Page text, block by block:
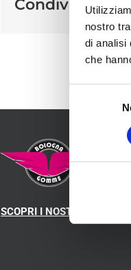
nostro
di analisi
che
del
Condividi sui
SCOPRI I NOSTRI CENTRI